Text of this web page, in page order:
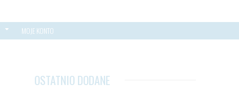
MOJE KONTO
OSTATNIO DODANE